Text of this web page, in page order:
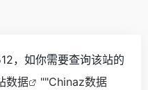
，如你需要查询该站的
数据 ""Chinaz数据